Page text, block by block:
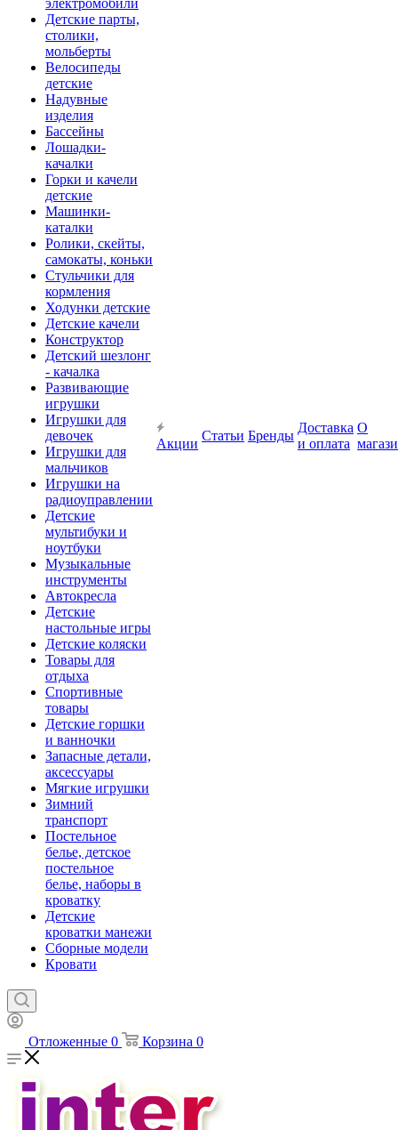
электромобили
Детские парты,
столики,
мольберты
Велосипеды
детские
Надувные
изделия
Бассейны
Лошадки-
качалки
Горки и качели
детские
Машинки-
каталки
Ролики, скейты,
самокаты, коньки
Стульчики для
кормления
Ходунки детские
Детские качели
Конструктор
Детский шезлонг
- качалка
Развивающие
игрушки
Игрушки для
девочек
Игрушки для
мальчиков
Игрушки на
радиоуправлении
Детские
мультибуки и
ноутбуки
Музыкальные
инструменты
Автокресла
Детские
настольные игры
Детские коляски
Товары для
отдыха
Спортивные
товары
Детские горшки
и ванночки
Запасные детали,
аксессуары
Мягкие игрушки
Зимний
транспорт
Постельное
белье, детское
постельное
белье, наборы в
кроватку
Детские
кроватки манежи
Сборные модели
Кровати
Акции
Статьи Бренды
Доставка
и оплата
О
Отложенные 0 Корзина 0